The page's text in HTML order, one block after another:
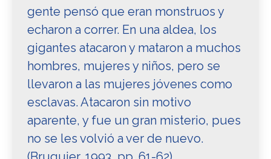
gente pensó que eran monstruos y
echaron a correr. En una aldea, los
gigantes atacaron y mataron a muchos
hombres, mujeres y niños, pero se
llevaron a las mujeres jóvenes como
esclavas. Atacaron sin motivo
aparente, y fue un gran misterio, pues
no se les volvió a ver de nuevo.